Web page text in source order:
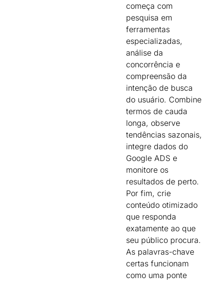
começa com
pesquisa em
ferramentas
especializadas,
análise da
concorrência e
compreensão da
intenção de busca
do usuário. Combine
termos de cauda
longa, observe
tendências sazonais,
integre dados do
Google ADS e
monitore os
resultados de perto.
Por fim, crie
conteúdo otimizado
que responda
exatamente ao que
seu público procura.
As palavras-chave
certas funcionam
como uma ponte